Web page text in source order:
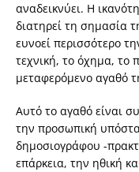
αναδεικνύει. Η
διατηρεί τη σημασία
ευνοεί περισσότερο
τεχνική, το όχημα, το
μεταφερόμενο αγαθό
Αυτό το αγαθό είναι
την προσωπική
δημοσιογράφου -
επάρκεια, την ηθική